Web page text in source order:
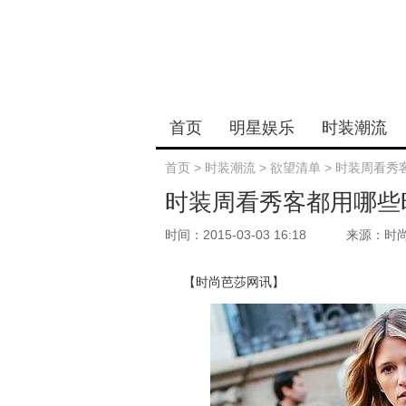
首页 明星娱乐 时装潮流
首页 > 时装潮流 > 欲望清单 > 时装周看秀
时装周看秀客都用哪
时间：2015-03-03 16:18 来源：时
【时尚芭莎网讯】